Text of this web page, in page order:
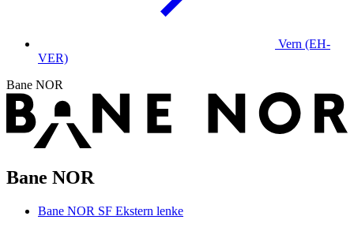
Vern (EH-
VER)
Bane NOR
Bane NOR
Bane NOR SF Ekstern lenke